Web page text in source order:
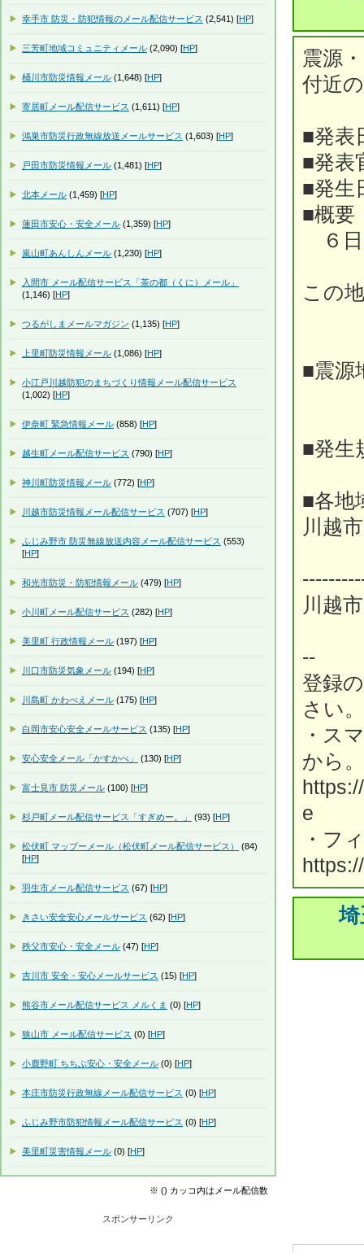
震源
付近
■発表
■発表
■発生
■概要
６日
この
■震源
■発生
■各地
川越
川越
--
登録
さい。
・ス
から。
e
・フ
幸手市 防災・防犯情報のメール配信サービス (2,541) [HP]
三芳町地域コミュニティメール (2,090) [HP]
桶川市防災情報メール (1,648) [HP]
寄居町メール配信サービス (1,611) [HP]
鴻巣市防災行政無線放送メールサービス (1,603) [HP]
戸田市防災情報メール (1,481) [HP]
北本メール (1,459) [HP]
蓮田市安心・安全メール (1,359) [HP]
嵐山町あんしんメール (1,230) [HP]
入間市 メール配信サービス「茶の都（くに）メール」
(1,146) [HP]
つるがしまメールマガジン (1,135) [HP]
上里町防災情報メール (1,086) [HP]
小江戸川越防犯のまちづくり情報メール配信サービス
(1,002) [HP]
伊奈町 緊急情報メール (858) [HP]
越生町メール配信サービス (790) [HP]
神川町防災情報メール (772) [HP]
川越市防災情報メール配信サービス (707) [HP]
ふじみ野市 防災無線放送内容メール配信サービス (553)
[HP]
和光市防災・防犯情報メール (479) [HP]
小川町メール配信サービス (282) [HP]
美里町 行政情報メール (197) [HP]
川口市防災気象メール (194) [HP]
川島町 かわべえメール (175) [HP]
白岡市安心安全メールサービス (135) [HP]
安心安全メール「かすかべ」 (130) [HP]
富士見市 防災メール (100) [HP]
杉戸町メール配信サービス「すぎめー。」 (93) [HP]
松伏町 マップーメール（松伏町メール配信サービス）
(84)
[HP]
羽生市メール配信サービス (67) [HP]
きさい安全安心メールサービス (62) [HP]
秩父市安心・安全メール (47) [HP]
吉川市 安全・安心メールサービス (15) [HP]
熊谷市メール配信サービス メルくま (0) [HP]
狭山市 メール配信サービス (0) [HP]
小鹿野町 ちちぶ安心・安全メール (0) [HP]
本庄市防災行政無線メール配信サービス (0) [HP]
ふじみ野市防犯情報メール配信サービス (0) [HP]
美里町災害情報メール (0) [HP]
※ () カッコ内はメール配信数
スポンサーリンク